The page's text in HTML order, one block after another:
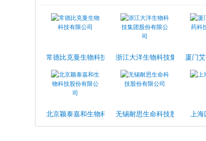
常德比克曼生物科技有限公司浙江大洋生物科技集团股份
厦门
北京颖泰嘉和生物科技股份有限公司无锡耐思生命科技股份有限公
上海